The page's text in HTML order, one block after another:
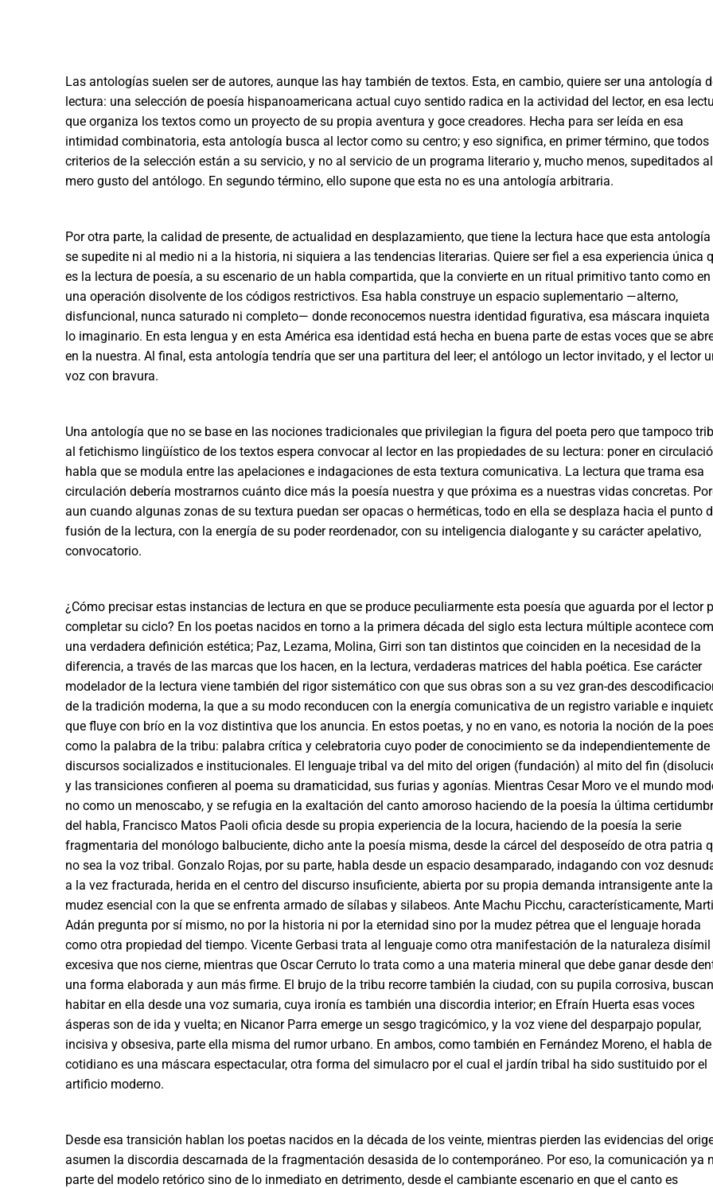
Las antologías suelen ser de autores, aunque las hay también de textos. Esta, en cambio, quiere ser una antología
lectura: una selección de poesía hispanoamericana actual cuyo sentido radica en la actividad del lector, en esa
que organiza los textos como un proyecto de su propia aventura y goce creadores. Hecha para ser leída en esa
intimidad combinatoria, esta antología busca al lector como su centro; y eso significa, en primer término, que todos
criterios de la selección están a su servicio, y no al servicio de un programa literario y, mu­cho menos, supeditados al
mero gusto del antólogo. En segundo término, ello supone que esta no es una antología arbitraria.
Por otra parte, la calidad de presente, de actualidad en desplazamiento, que tiene la lectura hace que esta
se supedite ni al medio ni a la historia, ni siquiera a las tendencias literarias. Quiere ser fiel a esa experiencia única
es la lectura de poesía, a su escenario de un habla compartida, que la convierte en un ritual primitivo tanto como en
una operación disolvente de los códigos restrictivos. Esa habla construye un espacio suplementa­rio —alterno,
disfuncional, nunca saturado ni completo­— donde reconocemos nuestra identidad figurativa, esa más­cara inquieta
lo imaginario. En esta lengua y en esta América esa identidad está hecha en buena parte de es­tas voces que se
en la nuestra. Al final, esta antología tendría que ser una partitura del leer; el antólogo un lector invitado, y el lector
voz con bravura.
Una antología que no se base en las nociones tradicio­nales que privilegian la figura del poeta pero que tampo­co
al fetichismo lingüístico de los textos espera convocar al lector en las propiedades de su lectura: po­ner en
habla que se modula entre las ape­laciones e indagaciones de esta textura comunicativa. La lectura que trama esa
circulación debería mostrarnos cuánto dice más la poesía nuestra y que próxima es a nuestras vidas concretas.
aun cuando algunas zo­nas de su textura puedan ser opacas o herméticas, todo en ella se desplaza hacia el punto
fusión de la lectura, con la energía de su poder reordenador, con su inteligen­cia dialogante y su carácter apelativo,
convocatorio.
¿Cómo precisar estas instancias de lectura en que se produce peculiarmente esta poesía que aguarda por el lec­tor
completar su ciclo? En los poetas nacidos en torno a la primera década del siglo esta lectura múltiple acontece
una verdadera definición estética; Paz, Le­zama, Molina, Girri son tan distintos que coinciden en la necesidad de la
diferencia, a través de las marcas que los hacen, en la lectura, verdaderas matrices del habla poética. Ese carácter
modelador de la lectura viene también del rigor sistemático con que sus obras son a su vez gran-des
de la tradición moderna, la que a su modo reconducen con la energía comunicativa de un registro variable e
que fluye con brío en la voz distintiva que los anuncia. En estos poetas, y no en vano, es notoria la noción de la
como la palabra de la tribu: palabra crítica y celebratoria cuyo poder de cono­cimiento se da independientemente de
discursos so­cializados e institucionales. El lenguaje tribal va del mi­to del origen (fundación) al mito del fin
y las transiciones confieren al poema su dramaticidad, sus fu­rias y agonías. Mientras Cesar Moro ve el mundo
no como un menoscabo, y se refugia en la exaltación del canto amoroso haciendo de la poesía la última
del habla, Francisco Matos Paoli oficia desde su propia experiencia de la locura, haciendo de la poesía la serie
fragmentaria del monólogo balbuciente, dicho ante la poesía misma, desde la cárcel del desposeído de otra patria
no sea la voz tribal. Gonzalo Rojas, por su parte, habla desde un espacio desamparado, indagando con voz
a la vez fracturada, herida en el centro del discurso insuficiente, abierta por su propia demanda intransigente ante la
mudez esencial con la que se enfrenta armado de sílabas y silabeos. Ante Machu Picchu, característicamente,
Adán pregunta por sí mismo, no por la histo­ria ni por la eternidad sino por la mudez pétrea que el lenguaje horada
como otra propiedad del tiempo. Vicen­te Gerbasi trata al lenguaje como otra manifestación de la naturaleza disímil
excesiva que nos cierne, mientras que Oscar Cerruto lo trata como a una materia mineral que debe ganar desde
una forma elaborada y aun más firme. El brujo de la tribu recorre también la ciu­dad, con su pupila corrosiva,
habitar en ella desde una voz sumaria, cuya ironía es también una dis­cordia interior; en Efraín Huerta esas voces
ásperas son de ida y vuelta; en Nicanor Parra emerge un sesgo tragicómico, y la voz viene del desparpajo popular,
incisiva y obsesiva, parte ella misma del rumor urbano. En am­bos, como también en Fernández Moreno, el habla
cotidiano es una máscara espectacular, otra forma del simulacro por el cual el jardín tribal ha sido sustituido por el
artificio moderno.
Desde esa transición hablan los poetas nacidos en la década de los veinte, mientras pierden las evidencias del
asumen la discordia descarnada de la fragmentación desasida de lo contemporáneo. Por eso, la comunicación ya
parte del modelo retórico sino de lo inme­diato en detrimento, desde el cambiante escenario en que el canto es